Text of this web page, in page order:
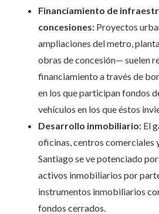
Financiamiento de
concesiones: Proyectos
ampliaciones del metro,
obras de concesión— suelen
financiamiento a través de
en los que participan fondos
vehículos en los que éstos
Desarrollo inmobiliario: El
oficinas, centros comerciales
Santiago se ve potenciado
activos inmobiliarios por
instrumentos inmobiliarios
fondos cerrados.